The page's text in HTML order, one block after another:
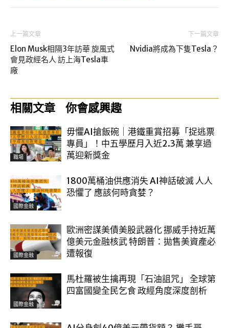
上一篇文章
Elon Musk相隔3年訪華 旋風式
會見政經名人 訪上海Tesla車
廠
下一篇文章
Nvidia將成為下隻Tesla？
相關文章 你會感興趣
職場
毋懼AI搶飯碗｜港鐵重賞招募「捉逃票
專員」！中五學歷月入近2.3萬 兼享過
萬迎新獎金
國際金融
1800萬桶油供應消失 AI神話破滅 人人
恐懼了 應該何時貪婪？
國際金融
歐洲密謀美債美股武器化 挪威手持近萬
億美元金融核武 特朗普：拋售美資產必
遭報復
國際金融
馬杜羅被生擒再現「石油詛咒」 全球第
四富國變全民乞食 政經角度深度剖析